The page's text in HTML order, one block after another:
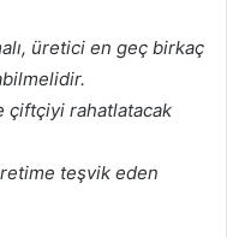
üretici en geç birkaç
çiftçiyi rahatlatacak
teşvik eden